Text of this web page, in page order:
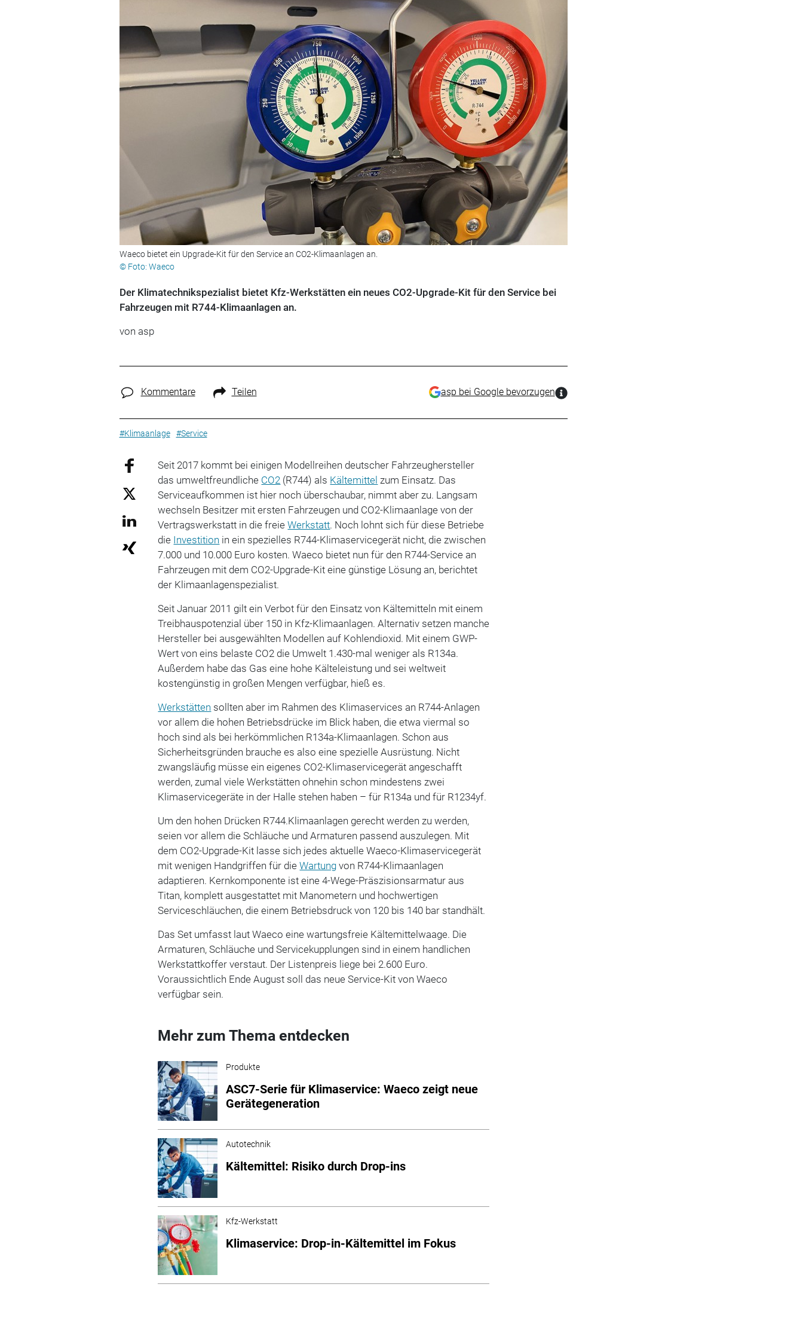
Waeco bietet ein Upgrade-Kit für den Service an CO2-Klimaanlagen an.
© Foto: Waeco
Der Klimatechnikspezialist bietet Kfz-Werkstätten ein neues CO2-Upgrade-Kit für den Service bei
Fahrzeugen mit R744-Klimaanlagen an.
von asp
Kommentare Teilen asp bei Google bevorzugen
#Klimaanlage #Service
Seit 2017 kommt bei einigen Modellreihen deutscher Fahrzeughersteller
das umweltfreundliche CO2 (R744) als Kältemittel zum Einsatz. Das
Serviceaufkommen ist hier noch überschaubar, nimmt aber zu. Langsam
wechseln Besitzer mit ersten Fahrzeugen und CO2-Klimaanlage von der
Vertragswerkstatt in die freieWerkstatt. Noch lohnt sich für diese Betriebe
die Investition in ein spezielles R744-Klimaservicegerät nicht, die zwischen
7.000 und 10.000 Euro kosten. Waeco bietet nun für den R744-Service an
Fahrzeugen mit dem CO2-Upgrade-Kit eine günstige Lösung an, berichtet
der Klimaanlagenspezialist.
Seit Januar 2011 gilt ein Verbot für den Einsatz von Kältemitteln mit einem
Treibhauspotenzial über 150 in Kfz-Klimaanlagen. Alternativ setzen manche
Hersteller bei ausgewählten Modellen auf Kohlendioxid. Mit einem GWP-
Wert von eins belaste CO2 die Umwelt 1.430-mal weniger als R134a.
Außerdem habe das Gas eine hohe Kälteleistung und sei weltweit
kostengünstig in großen Mengen verfügbar, hieß es.
Werkstätten sollten aber im Rahmen des Klimaservices an R744-Anlagen
vor allem die hohen Betriebsdrücke im Blick haben, die etwa viermal so
hoch sind als bei herkömmlichen R134a-Klimaanlagen. Schon aus
Sicherheitsgründen brauche es also eine spezielle Ausrüstung. Nicht
zwangsläufig müsse ein eigenes CO2-Klimaservicegerät angeschafft
werden, zumal viele Werkstätten ohnehin schon mindestens zwei
Klimaservicegeräte in der Halle stehen haben – für R134a und für R1234yf.
Um den hohen Drücken R744.Klimaanlagen gerecht werden zu werden,
seien vor allem die Schläuche und Armaturen passend auszulegen. Mit
dem CO2-Upgrade-Kit lasse sich jedes aktuelle Waeco-Klimaservicegerät
mit wenigen Handgriffen für dieWartung von R744-Klimaanlagen
adaptieren. Kernkomponente ist eine 4-Wege-Präszisionsarmatur aus
Titan, komplett ausgestattet mit Manometern und hochwertigen
Serviceschläuchen, die einem Betriebsdruck von 120 bis 140 bar standhält.
Das Set umfasst laut Waeco eine wartungsfreie Kältemittelwaage. Die
Armaturen, Schläuche und Servicekupplungen sind in einem handlichen
Werkstattkoffer verstaut. Der Listenpreis liege bei 2.600 Euro.
Voraussichtlich Ende August soll das neue Service-Kit von Waeco
verfügbar sein.
Mehr zum Thema entdecken
Produkte
ASC7-Serie für Klimaservice: Waeco zeigt neue
Gerätegeneration
Autotechnik
Kältemittel: Risiko durch Drop-ins
Kfz-Werkstatt
Klimaservice: Drop-in-Kältemittel im Fokus